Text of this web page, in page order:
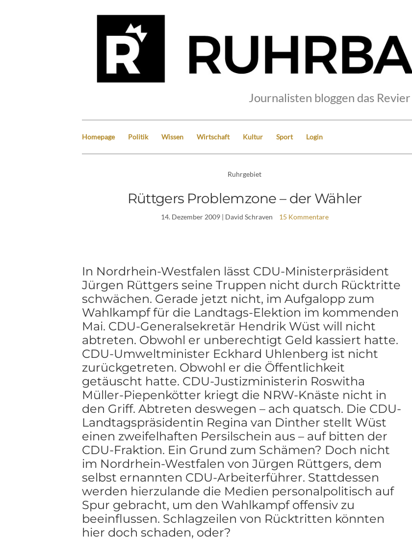
Journalisten bloggen das Revier
Homepage Politik Wissen Wirtschaft Kultur Sport Login
Ruhrgebiet
Rüttgers Problemzone – der Wähler
14. Dezember 2009| David Schraven 15 Kommentare
In Nordrhein-Westfalen lässt CDU-Ministerpräsident
Jürgen Rüttgers seine Truppen nicht durch Rücktritte
schwächen. Gerade jetzt nicht, im Aufgalopp zum
Wahlkampf für die Landtags-Elektion im kommenden
Mai. CDU-Generalsekretär Hendrik Wüst will nicht
abtreten. Obwohl er unberechtigt Geld kassiert hatte.
CDU-Umweltminister Eckhard Uhlenberg ist nicht
zurückgetreten. Obwohl er die Öffentlichkeit
getäuscht hatte. CDU-Justizministerin Roswitha
Müller-Piepenkötter kriegt die NRW-Knäste nicht in
den Griff. Abtreten deswegen – ach quatsch. Die CDU-
Landtagspräsidentin Regina van Dinther stellt Wüst
einen zweifelhaften Persilschein aus – auf bitten der
CDU-Fraktion. Ein Grund zum Schämen? Doch nicht
im Nordrhein-Westfalen von Jürgen Rüttgers, dem
selbst ernannten CDU-Arbeiterführer. Stattdessen
werden hierzulande die Medien personalpolitisch auf
Spur gebracht, um den Wahlkampf offensiv zu
beeinflussen. Schlagzeilen von Rücktritten könnten
hier doch schaden, oder?